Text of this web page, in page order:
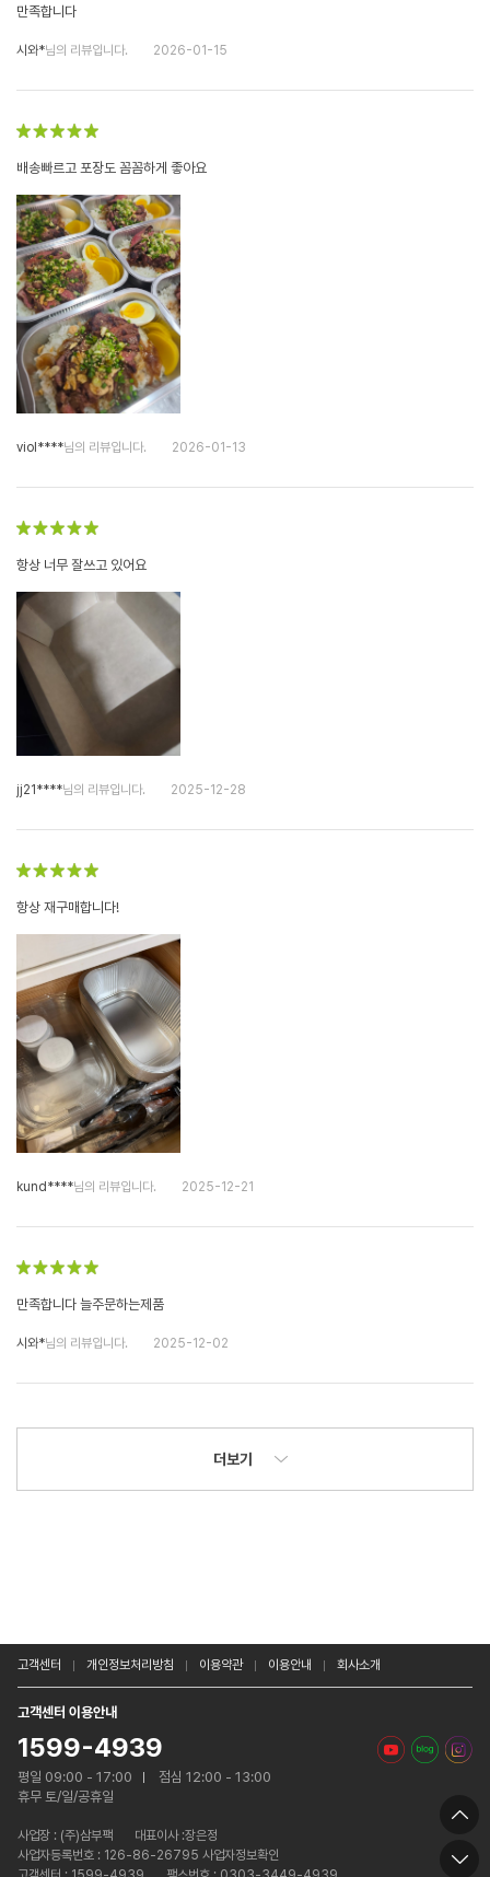
만족합니다
시와*님의 리뷰입니다. 2026-01-15
배송빠르고 포장도 꼼꼼하게 좋아요
viol****님의 리뷰입니다. 2026-01-13
항상 너무 잘쓰고 있어요
jj21****님의 리뷰입니다. 2025-12-28
항상 재구매합니다!
kund****님의 리뷰입니다. 2025-12-21
만족합니다 늘주문하는제품
시와*님의 리뷰입니다. 2025-12-02
더보기
고객센터 개인정보처리방침 이용약관 이용안내 회사소개
고객센터 이용안내
1599-4939
평일 09:00 - 17:00
점심 12:00 - 13:00
휴무 토/일/공휴일
사업장 : (주)삼부팩
대표이사 :장은정
사업자등록번호 : 126-86-26795 사업자정보확인